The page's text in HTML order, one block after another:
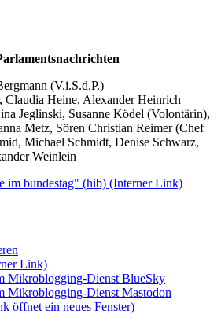
(V.i.S.d.P.)
Claudia Heine, Alexander Heinrich
Jeglinski, Susanne Ködel (Volontärin),
Metz, Sören Christian Reimer (Chef
Michael Schmidt, Denise Schwarz,
Weinlein
im bundestag" (hib) (Interner Link)
Link)
Mikroblogging-Dienst BlueSky
Mikroblogging-Dienst Mastodon
öffnet ein neues Fenster)